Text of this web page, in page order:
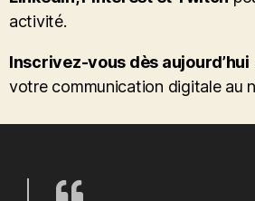
activité.
Inscrivez-vous dès aujourd’hui
votre communication digitale au